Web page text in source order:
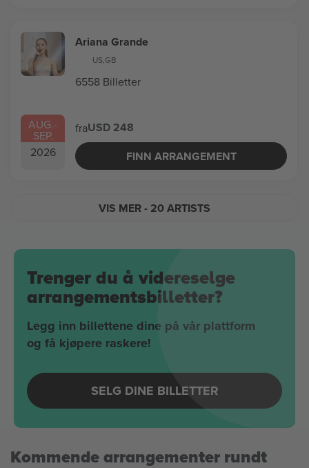
AUG.-
SEP.
2026
Ariana Grande
US,GB
6558 Billetter
fraUSD 248
FINN ARRANGEMENT
VIS MER- 20 ARTISTS
Trenger du å videreselge
arrangementsbilletter?
Legg inn billettene dine på vår plattform
og få kjøpere raskere!
SELG DINE BILLETTER
Kommende arrangementer rundt